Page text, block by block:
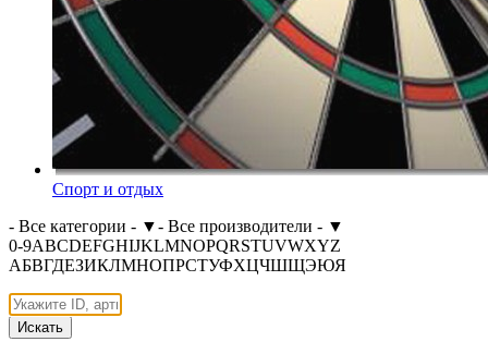
Спорт и отдых
- Все категории - ▼- Все производители - ▼
0-9ABCDEFGHIJKLMNOPQRSTUVWXYZ
АБВГДЕЗИКЛМНОПРСТУФХЦЧШЩЭЮЯ
Искать